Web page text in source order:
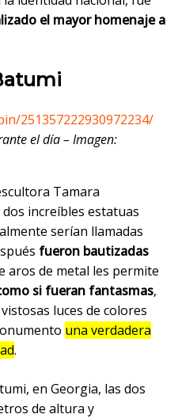
el mayor homenaje a
251357222930972234/
el día – Imagen:
Tamara
increíbles estatuas
serían llamadas
fueron bautizadas
aros de metal les permite
si fueran fantasmas,
luces de colores
una verdadera
.
en Georgia, las dos
de altura y